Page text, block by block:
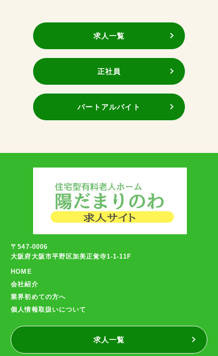
求人一覧
正社員
パートアルバイト
〒547-0006
大阪府大阪市平野区加美正覚寺1-1-11F
HOME
会社紹介
業界初めての方へ
個人情報取扱いについて
求人一覧